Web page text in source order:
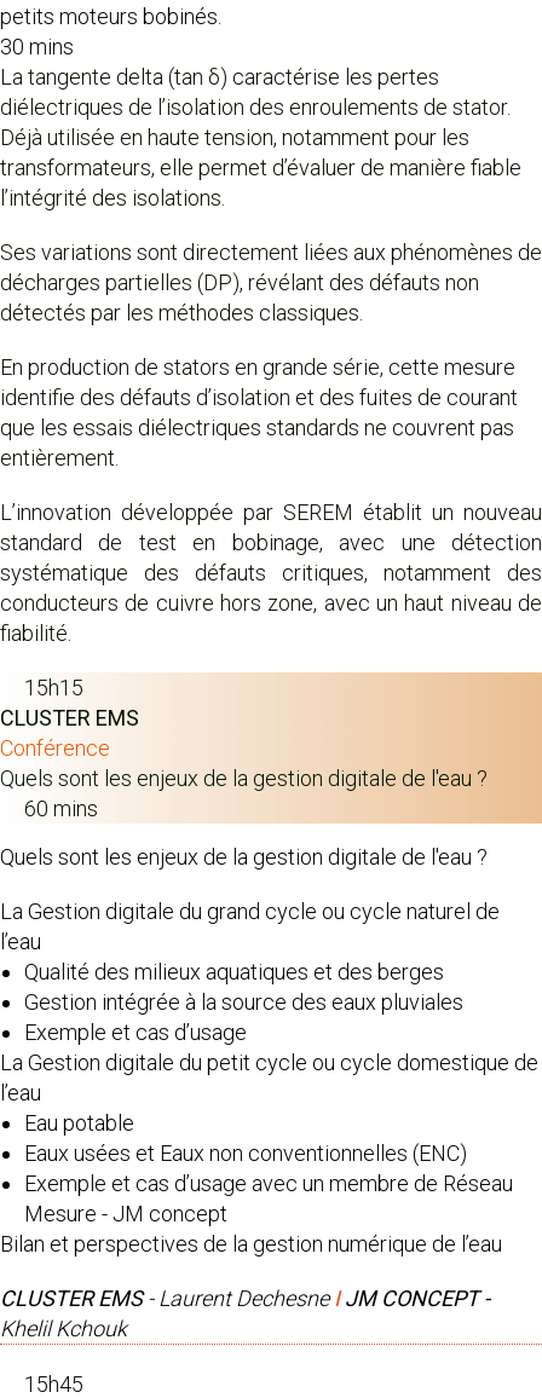
petits moteurs bobinés.
30 mins
La tangente delta (tan δ) caractérise les pertes
diélectriques de l’isolation des enroulements de stator.
Déjà utilisée en haute tension, notamment pour les
transformateurs, elle permet d’évaluer de manière fiable
l’intégrité des isolations.
Ses variations sont directement liées aux phénomènes de
décharges partielles (DP), révélant des défauts non
détectés par les méthodes classiques.
En production de stators en grande série, cette mesure
identifie des défauts d’isolation et des fuites de courant
que les essais diélectriques standards ne couvrent pas
entièrement.
L’innovation développée par SEREM établit un nouveau
standard de test en bobinage, avec une détection
systématique des défauts critiques, notamment des
conducteurs de cuivre hors zone, avec un haut niveau de
fiabilité.
15h15
CLUSTER EMS
Conférence
Quels sont les enjeux de la gestion digitale de l'eau ?
60 mins
Quels sont les enjeux de la gestion digitale de l'eau ?
La Gestion digitale du grand cycle ou cycle naturel de
l’eau
Qualité des milieux aquatiques et des berges
Gestion intégrée à la source des eaux pluviales
Exemple et cas d’usage
La Gestion digitale du petit cycle ou cycle domestique de
l’eau
Eau potable
Eaux usées et Eaux non conventionnelles (ENC)
Exemple et cas d’usage avec un membre de Réseau
Mesure - JM concept
Bilan et perspectives de la gestion numérique de l’eau
CLUSTER EMS- Laurent DechesneIJM CONCEPT -
Khelil Kchouk
15h45